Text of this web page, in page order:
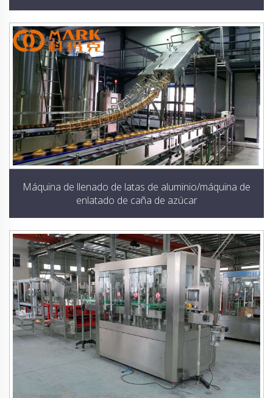
Máquina de llenado de latas de aluminio/máquina de
enlatado de caña de azúcar